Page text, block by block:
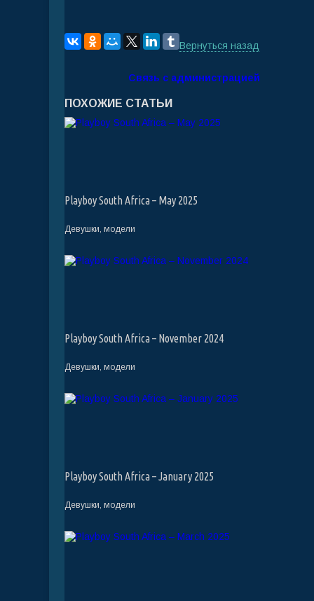
Вернуться назад
Связь с администрацией
ПОХОЖИЕ СТАТЬИ
Playboy South Africa – May 2025
Девушки, модели
Playboy South Africa – November 2024
Девушки, модели
Playboy South Africa – January 2025
Девушки, модели